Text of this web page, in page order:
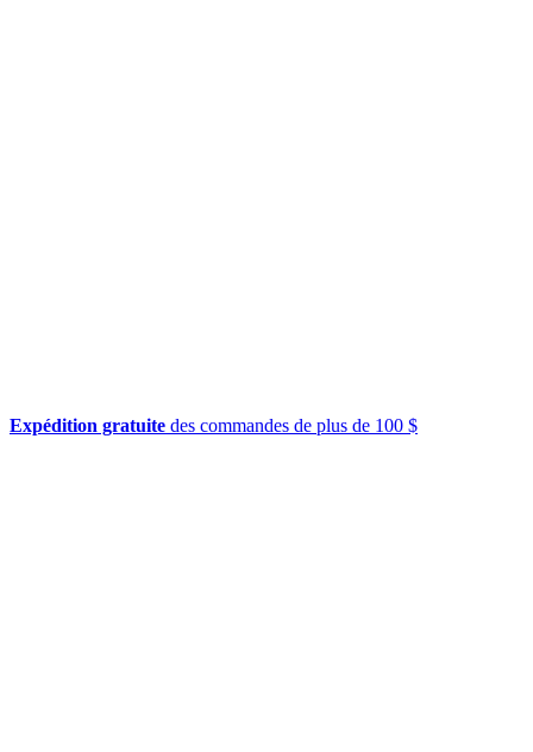
Expédition gratuite des commandes de plus de 100 $